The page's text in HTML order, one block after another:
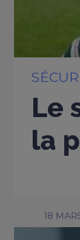
Le
la
18